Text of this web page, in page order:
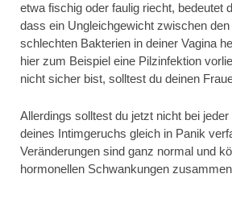
etwa fischig oder faulig riecht, bedeutet
dass ein Ungleichgewicht zwischen den
schlechten Bakterien in deiner Vagina
hier zum Beispiel eine Pilzinfektion
nicht sicher bist, solltest du deinen
Allerdings solltest du jetzt nicht bei
deines Intimgeruchs gleich in Panik
Veränderungen sind ganz normal und
hormonellen Schwankungen